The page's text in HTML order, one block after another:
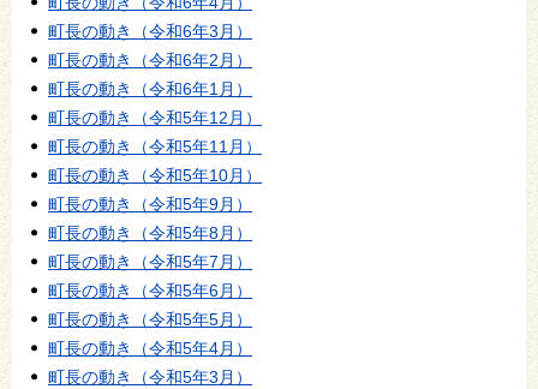
町長の動き（令和6年3月）
町長の動き（令和6年2月）
町長の動き（令和6年1月）
町長の動き（令和5年12月）
町長の動き（令和5年11月）
町長の動き（令和5年10月）
町長の動き（令和5年9月）
町長の動き（令和5年8月）
町長の動き（令和5年7月）
町長の動き（令和5年6月）
町長の動き（令和5年5月）
町長の動き（令和5年4月）
町長の動き（令和5年3月）